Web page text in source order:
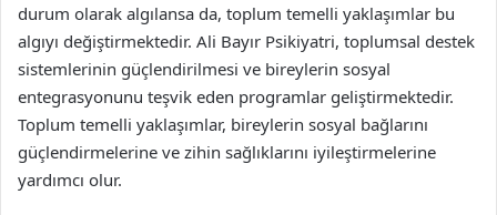
durum olarak algılansa da, toplum temelli yaklaşımlar bu
algıyı değiştirmektedir. Ali Bayır Psikiyatri, toplumsal destek
sistemlerinin güçlendirilmesi ve bireylerin sosyal
entegrasyonunu teşvik eden programlar geliştirmektedir.
Toplum temelli yaklaşımlar, bireylerin sosyal bağlarını
güçlendirmelerine ve zihin sağlıklarını iyileştirmelerine
yardımcı olur.